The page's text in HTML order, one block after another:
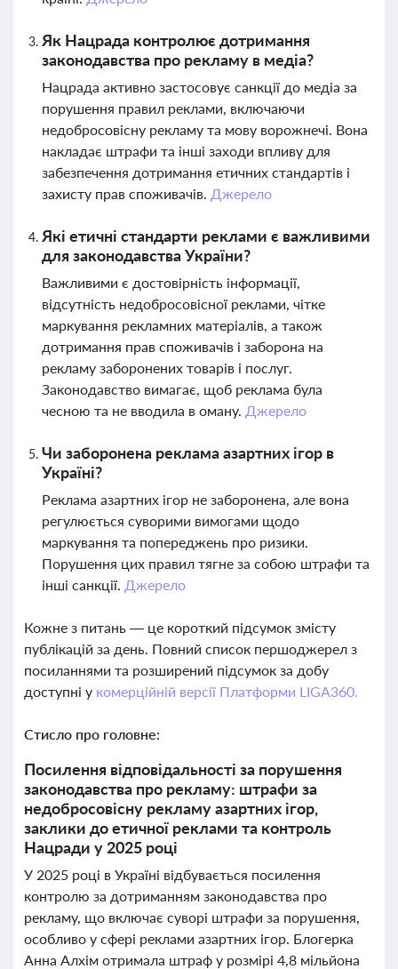
Як Нацрада контролює дотримання
законодавства про рекламу в медіа?
Нацрада активно застосовує санкції до медіа за
порушення правил реклами, включаючи
недобросовісну рекламу та мову ворожнечі. Вона
накладає штрафи та інші заходи впливу для
забезпечення дотримання етичних стандартів і
захисту прав споживачів. Джерело
Які етичні стандарти реклами є важливими
для законодавства України?
Важливими є достовірність інформації,
відсутність недобросовісної реклами, чітке
маркування рекламних матеріалів, а також
дотримання прав споживачів і заборона на
рекламу заборонених товарів і послуг.
Законодавство вимагає, щоб реклама була
чесною та не вводила в оману. Джерело
Чи заборонена реклама азартних ігор в
Україні?
Реклама азартних ігор не заборонена, але вона
регулюється суворими вимогами щодо
маркування та попереджень про ризики.
Порушення цих правил тягне за собою штрафи та
інші санкції. Джерело
Кожне з питань — це короткий підсумок змісту
публікацій за день. Повний список першоджерел з
посиланнями та розширений підсумок за добу
доступні у комерційній версії Платформи LIGA360.
Стисло про головне:
Посилення відповідальності за порушення
законодавства про рекламу: штрафи за
недобросовісну рекламу азартних ігор,
заклики до етичної реклами та контроль
Нацради у 2025 році
У 2025 році в Україні відбувається посилення
контролю за дотриманням законодавства про
рекламу, що включає суворі штрафи за порушення,
особливо у сфері реклами азартних ігор. Блогерка
Анна Алхім отримала штраф у розмірі 4,8 мільйона